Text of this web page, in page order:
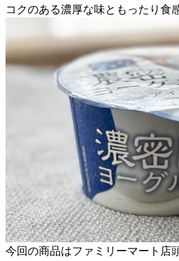
コクのある濃厚な味ともったり食
今回の商品はファミリーマート店